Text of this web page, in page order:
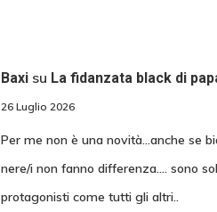
Baxisu La fidanzata black di
26 Luglio 2026
Per me non è una novità...anche se
nere/i non fanno differenza.... sono
protagonisti come tutti gli altri..